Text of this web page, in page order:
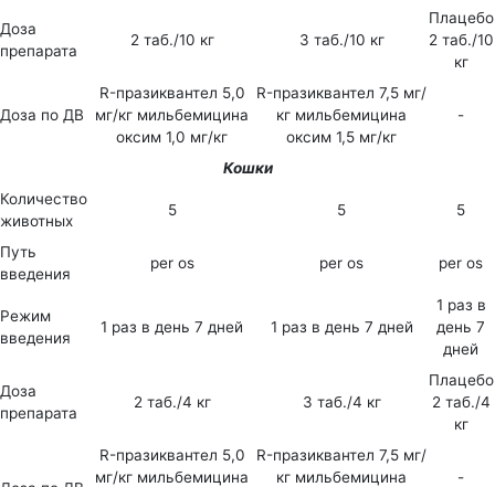
Доза
препарата
2 таб./10 кг 3 таб./10 кг
Плацебо
2 таб./10
кг
Доза по ДВ
R-празиквантел 5,0
мг/кг мильбемицина
оксим 1,0 мг/кг
R-празиквантел 7,5 мг/
кг мильбемицина
оксим 1,5 мг/кг
-
Кошки
Количество
животных
5 5 5
Путь
введения
per os per os per os
Режим
введения
1 раз в день 7 дней 1 раз в день 7 дней
1 раз в
день 7
дней
Доза
препарата
2 таб./4 кг 3 таб./4 кг
Плацебо
2 таб./4
кг
R-празиквантел 5,0
мг/кг мильбемицина
R-празиквантел 7,5 мг/
кг мильбемицина
-